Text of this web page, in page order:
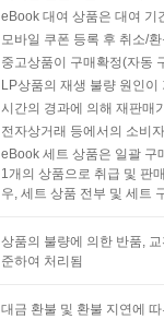
eBook 대여 상품은 대여 기
모바일 쿠폰 등록 후 취소/
중고상품이 구매확정(자동
LP상품의 재생 불량 원인
시간의 경과에 의해 재판매
전자상거래 등에서의 소비
eBook 세트 상품은 일괄 구
1개의 상품으로 취급 및 판
우, 세트 상품 전부 및 세트
상품의 불량에 의한 반품,
준하여 처리됨
대금 환불 및 환불 지연에